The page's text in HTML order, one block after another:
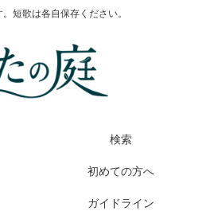
短歌は各自保存ください。
検索
初めての方へ
ガイドライン